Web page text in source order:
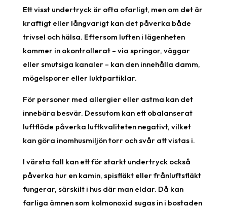
Ett visst undertryck är ofta ofarligt, men om det är
kraftigt eller långvarigt kan det påverka både
trivsel och hälsa. Eftersom luften i lägenheten
kommer in okontrollerat – via springor, väggar
eller smutsiga kanaler – kan den innehålla damm,
mögelsporer eller luktpartiklar.
För personer med allergier eller astma kan det
innebära besvär. Dessutom kan ett obalanserat
luftflöde påverka luftkvaliteten negativt, vilket
kan göra inomhusmiljön torr och svår att vistas i.
I värsta fall kan ett för starkt undertryck också
påverka hur en kamin, spisfläkt eller frånluftsfläkt
fungerar, särskilt i hus där man eldar. Då kan
farliga ämnen som kolmonoxid sugas in i bostaden